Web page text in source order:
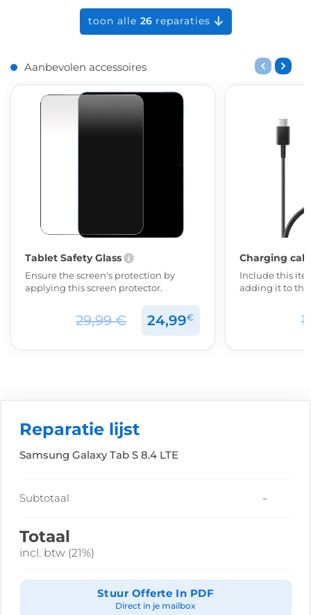
toon alle 26reparaties
Aanbevolen accessoires
Tablet Safety Glass
Ensure the screen's protection by
applying this screen protector.
29,99 € 24,99€
Charging
Include this
adding it to
Reparatie lijst
Samsung Galaxy Tab S 8.4 LTE
Subtotaal -
Totaal
incl. btw (21%)
Stuur Offerte In PDF
Direct in je mailbox